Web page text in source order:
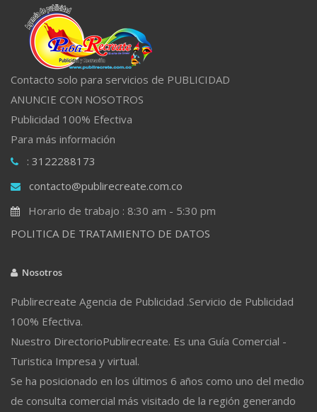
Contacto solo para servicios de PUBLICIDAD
ANUNCIE CON NOSOTROS
Publicidad 100% Efectiva
Para más información
: 3122288173
contacto@publirecreate.com.co
Horario de trabajo : 8:30 am - 5:30 pm
POLITICA DE TRATAMIENTO DE DATOS
Nosotros
Publirecreate Agencia de Publicidad .Servicio de Publicidad
100% Efectiva.
Nuestro DirectorioPublirecreate. Es una Guía Comercial -
Turistica Impresa y virtual.
Se ha posicionado en los últimos 6 años como uno del medio
de consulta comercial más visitado de la región generando